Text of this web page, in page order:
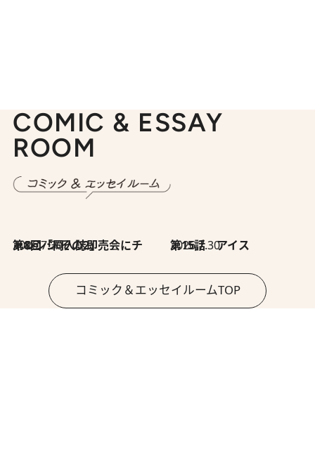
COMIC & ESSAY
ROOM
2026.7.30
第8回「同人誌即売会にチャレンジ その2」 2026.7.30
第15話 アイス
コミック＆エッセイルームTOP